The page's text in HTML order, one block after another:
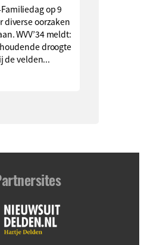
op 9
diverse oorzaken
WVV’34 meldt:
droogte
de velden...